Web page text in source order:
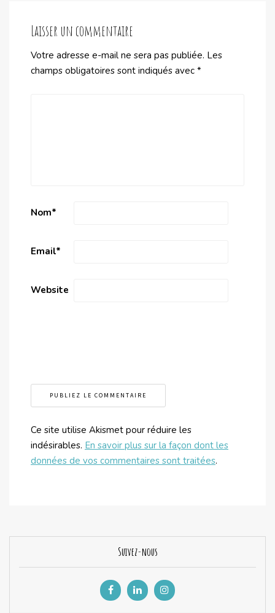
Laisser un commentaire
Votre adresse e-mail ne sera pas publiée. Les
champs obligatoires sont indiqués avec *
Nom*
Email*
Website
Ce site utilise Akismet pour réduire les
indésirables. En savoir plus sur la façon dont les
données de vos commentaires sont traitées.
Suivez-nous